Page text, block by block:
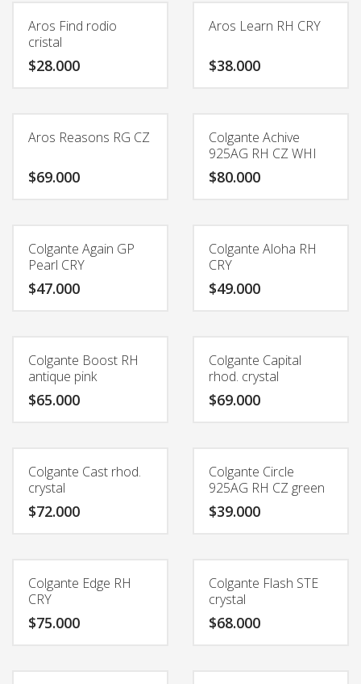
Aros Find rodio
cristal
$28.000
Aros Learn RH CRY
$38.000
Aros Reasons RG CZ
$69.000
Colgante Achive
925AG RH CZ WHI
$80.000
Colgante Again GP
Pearl CRY
$47.000
Colgante Aloha RH
CRY
$49.000
Colgante Boost RH
antique pink
$65.000
Colgante Capital
rhod. crystal
$69.000
Colgante Cast rhod.
crystal
$72.000
Colgante Circle
925AG RH CZ green
$39.000
Colgante Edge RH
CRY
$75.000
Colgante Flash STE
crystal
$68.000